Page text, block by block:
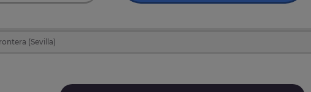
(Sevilla)